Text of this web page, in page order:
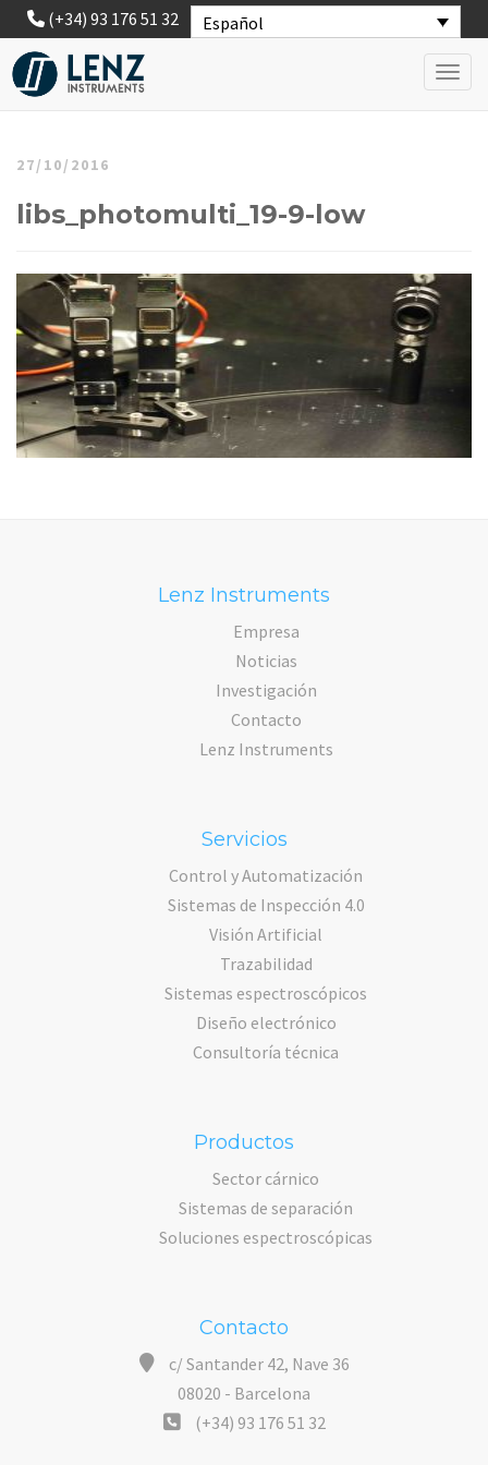
Español
(+34) 93 176 51 32
27/10/2016
libs_photomulti_19-9-low
Lenz Instruments
Empresa
Noticias
Investigación
Contacto
Lenz Instruments
Servicios
Control y Automatización
Sistemas de Inspección 4.0
Visión Artificial
Trazabilidad
Sistemas espectroscópicos
Diseño electrónico
Consultoría técnica
Productos
Sector cárnico
Sistemas de separación
Soluciones espectroscópicas
Contacto
c/ Santander 42, Nave 36
08020 - Barcelona
(+34) 93 176 51 32